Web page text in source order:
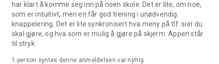
har klart å komme seg inn på noen skole. Det er lite, om noe,
som er intuitivt, men en får god trening i unødvendig
knappelering. Det er lite synkronisert hva meny på tlf. sier du
skal gjøre, og hva som er mulig å gjøre på skjerm. Appen står
til stryk.
1 person syntes denne anmeldelsen var nyttig